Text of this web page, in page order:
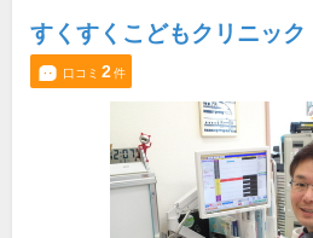
すくすくこどもクリニック
口コミ 2件